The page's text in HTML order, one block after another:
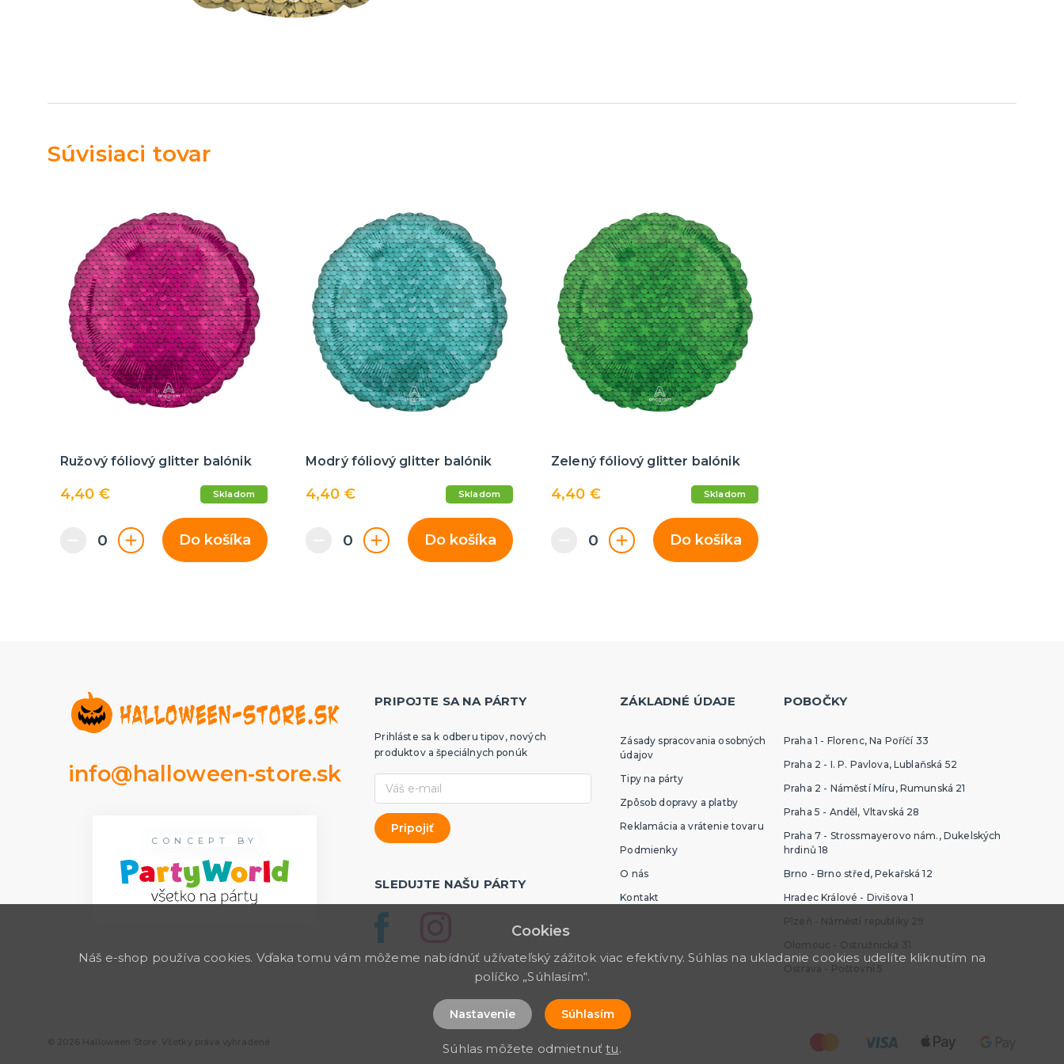
Súvisiaci tovar
Ružový fóliový glitter balónik
4,40 € Skladom
Do košíka
Modrý fóliový glitter balónik
4,40 € Skladom
Do košíka
Zelený fóliový glitter balónik
4,40 € Skladom
Do košíka
info@halloween-store.sk
CONCEPT BY
PRIPOJTE SA NA PÁRTY
Prihláste sa k odberu tipov, nových
produktov a špeciálnych ponúk
SLEDUJTE NAŠU PÁRTY
ZÁKLADNÉ ÚDAJE
Zásady spracovania osobných
údajov
Tipy na párty
Zpôsob dopravy a platby
Reklamácia a vrátenie tovaru
Podmienky
O nás
Kontakt
POBOČKY
Praha 1 - Florenc, Na Poříčí 33
Praha 2 - I. P. Pavlova, Lublaňská 52
Praha 2 - Náměstí Míru, Rumunská 21
Praha 5 - Anděl, Vltavská 28
Praha 7 - Strossmayerovo nám., Dukelských
hrdinů 18
Brno - Brno střed, Pekařská 12
Hradec Králové - Divišova 1
Plzeň - Náměstí republiky 29
Olomouc - Ostružnická 31
Ostrava - Poštovní 5
© 2026 Halloween Store. Všetky práva vyhradené
Cookies
Náš e-shop používa cookies. Vďaka tomu vám môžeme nabídnúť užívateľský zážitok viac efektívny. Súhlas na ukladanie cookies udelíte kliknutím na
políčko „Súhlasím“.
Nastavenie Súhlasím
Súhlas môžete odmietnuťtu.